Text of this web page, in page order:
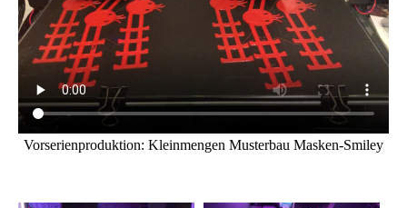
Vorserienproduktion: Kleinmengen Musterbau Masken-Smiley